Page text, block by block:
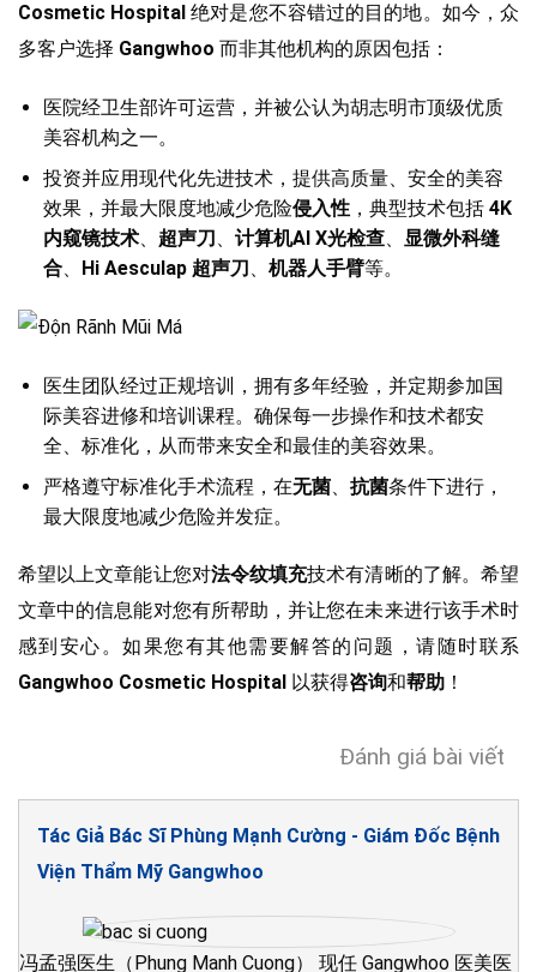
Cosmetic Hospital 绝对是您不容错过的目的地。如今，众
多客户选择 Gangwhoo 而非其他机构的原因包括：
医院经卫生部许可运营，并被公认为胡志明市顶级优质
美容机构之一。
投资并应用现代化先进技术，提供高质量、安全的美容
效果，并最大限度地减少危险侵入性，典型技术包括 4K
内窥镜技术、 超声刀 、 计算机AI X光检查、 显微外科缝
合、 Hi Aesculap 超声刀 、 机器人手臂等。
医生团队经过正规培训，拥有多年经验，并定期参加国
际美容进修和培训课程。确保每一步操作和技术都安
全、标准化，从而带来安全和最佳的美容效果。
严格遵守标准化手术流程，在无菌、 抗菌条件下进行，
最大限度地减少危险并发症。
希望以上文章能让您对法令纹填充技术有清晰的了解。希望
文章中的信息能对您有所帮助，并让您在未来进行该手术时
感到安心。如果您有其他需要解答的问题，请随时联系
Gangwhoo Cosmetic Hospital 以获得咨询和帮助 ！
Đánh giá bài viết
Tác Giả Bác Sĩ Phùng Mạnh Cường - Giám Đốc Bệnh
Viện Thẩm Mỹ Gangwhoo
冯孟强医生（Phung Manh Cuong） 现任 Gangwhoo 医美医